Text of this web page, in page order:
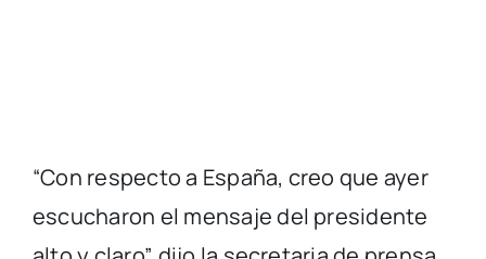
“Con respecto a España, creo que ayer
escucharon el mensaje del presidente